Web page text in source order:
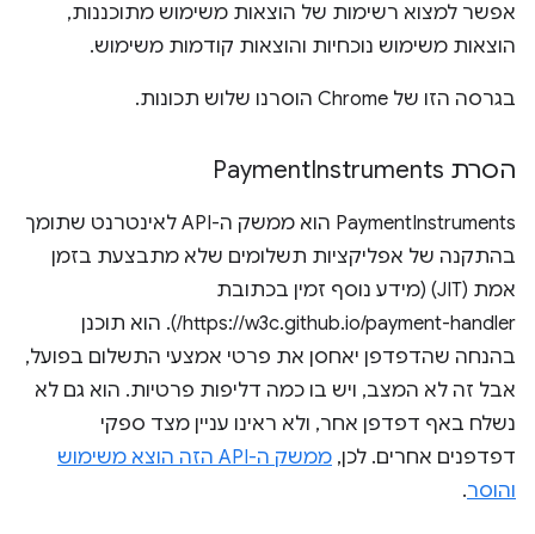
אפשר למצוא רשימות של הוצאות משימוש מתוכננות,
הוצאות משימוש נוכחיות והוצאות קודמות משימוש.
בגרסה הזו של Chrome הוסרנו שלוש תכונות.
הסרת Payment Instruments
PaymentInstruments הוא ממשק ה-API לאינטרנט שתומך
בהתקנה של אפליקציות תשלומים שלא מתבצעת בזמן
אמת (JIT) (מידע נוסף זמין בכתובת
https://w3c.github.io/payment-handler/). הוא תוכנן
בהנחה שהדפדפן יאחסן את פרטי אמצעי התשלום בפועל,
אבל זה לא המצב, ויש בו כמה דליפות פרטיות. הוא גם לא
נשלח באף דפדפן אחר, ולא ראינו עניין מצד ספקי
דפדפנים אחרים. לכן,
ממשק ה-API הזה הוצא משימוש
והוסר.